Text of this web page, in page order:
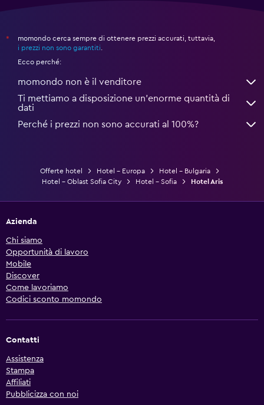
*
momondo cerca sempre di ottenere prezzi accurati, tuttavia,
i prezzi non sono garantiti
Ecco perché:
momondo non è il venditore
Ti mettiamo a disposizione un’enorme quantità di
dati
Perché i prezzi non sono accurati al 100%?
Offerte hotel Hotel - Europa
Hotel - Bulgaria
Hotel - Oblast Sofia City
Hotel - Sofia Hotel Aris
Azienda
Chi siamo
Opportunità di lavoro
Mobile
Discover
Come lavoriamo
Codici sconto momondo
Contatti
Assistenza
Stampa
Affiliati
Pubblicizza con noi